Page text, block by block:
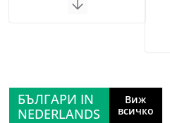
БЪЛГАРИ IN
NEDERLANDS
Виж
всичко